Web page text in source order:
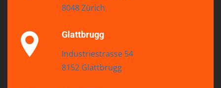
8048 Zürich
Glattbrugg
Industriestrasse 54
8152 Glattbrugg